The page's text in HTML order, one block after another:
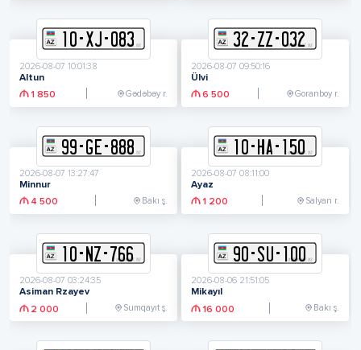
10-XJ-083
2026-08-07 10:01:38
Altun
1 850
Gədəbəy r.
32-ZZ-032
2026-08-07 09:50:16
Ülvi
6 500
Goranboy r.
99-GE-888
2026-08-07 13:27:47
Minnur
4 500
Bakı ş.
10-HA-150
2026-08-07 08:11:00
Ayaz
1 200
Salyan r.
10-NZ-766
2026-08-07 03:24:35
Asiman Rzayev
2 000
Sumqayıt ş.
90-SU-100
2026-08-06 21:51:05
Mikayıl
16 000
Bakı ş.